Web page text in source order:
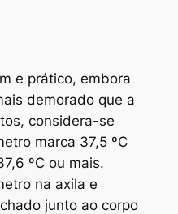
e prático, embora
demorado que a
considera-se
marca 37,5 ºC
ºC ou mais.
na axila e
junto ao corpo